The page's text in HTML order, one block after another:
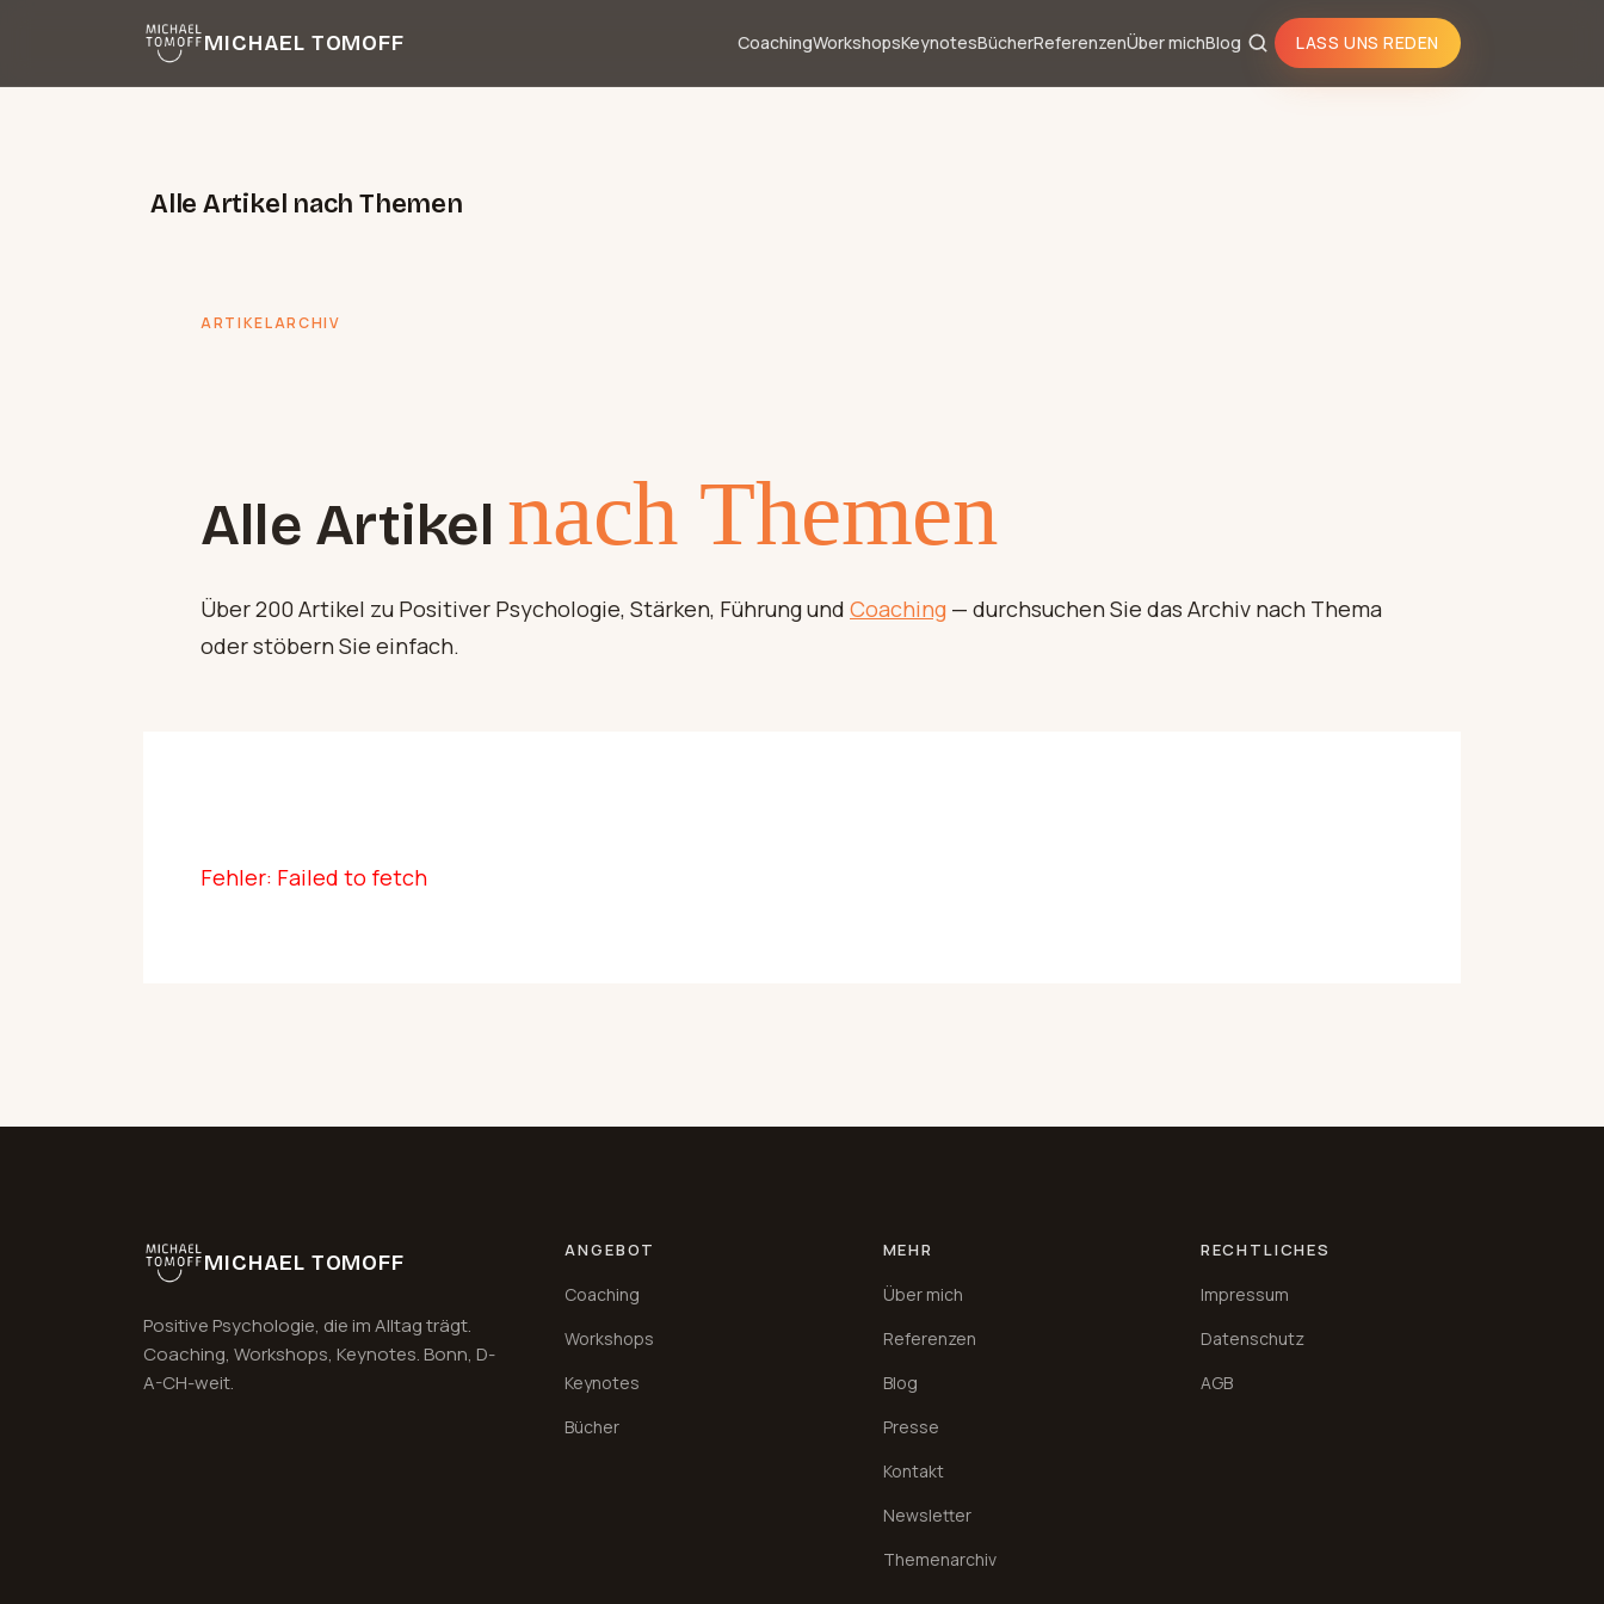
MICHAEL TOMOFF CoachingWorkshopsKeynotesBücherReferenzenÜber michBlog LASS UNS REDEN
Alle Artikel nach Themen
ARTIKELARCHIV
Alle Artikel nach Themen
Über 200 Artikel zu Positiver Psychologie, Stärken, Führung und Coaching — durchsuchen Sie das Archiv nach Thema
oder stöbern Sie einfach.
Fehler: Failed to fetch
MICHAEL TOMOFF
Positive Psychologie, die im Alltag trägt.
Coaching, Workshops, Keynotes. Bonn, D-
A-CH-weit.
ANGEBOT
Coaching
Workshops
Keynotes
Bücher
MEHR
Über mich
Referenzen
Blog
Presse
Kontakt
Newsletter
Themenarchiv
RECHTLICHES
Impressum
Datenschutz
AGB